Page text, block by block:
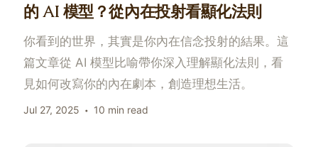
的 AI 模型？從內在投射看顯化法則
你看到的世界，其實是你內在信念投射的結果。這
篇文章從 AI 模型比喻帶你深入理解顯化法則，看
見如何改寫你的內在劇本，創造理想生活。
Jul 27, 2025 10 min read